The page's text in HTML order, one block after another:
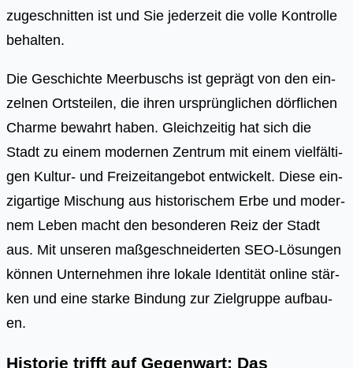
zugeschnitten ist und Sie jederzeit die volle Kontrolle
behalten.
Die Geschich­te Meer­buschs ist geprägt von den ein­
zel­nen Orts­tei­len, die ihren ursprüng­li­chen dörf­li­chen
Charme bewahrt haben. Gleich­zei­tig hat sich die
Stadt zu einem moder­nen Zen­trum mit einem viel­fäl­ti­
gen Kul­tur- und Frei­zeit­an­ge­bot ent­wi­ckelt. Die­se ein­
zig­ar­ti­ge Mischung aus his­to­ri­schem Erbe und moder­
nem Leben macht den beson­de­ren Reiz der Stadt
aus. Mit unse­ren maß­ge­schnei­der­ten SEO-Lösun­gen
kön­nen Unter­neh­men ihre loka­le Iden­ti­tät online stär­
ken und eine star­ke Bin­dung zur Ziel­grup­pe auf­bau­
en.
Historie trifft auf Gegenwart: Das